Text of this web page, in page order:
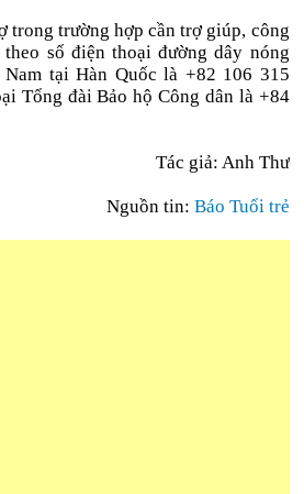
trong trường hợp cần trợ giúp, công
số điện thoại đường dây nóng
tại Hàn Quốc là +82 106 315
Tổng đài Bảo hộ Công dân là +84
Tác giả: Anh Thư
Nguồn tin: Báo Tuổi trẻ